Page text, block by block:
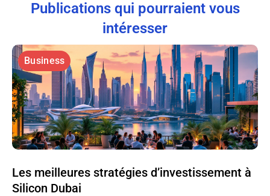
Publications qui pourraient vous
intéresser
Business
Les meilleures stratégies d’investissement à
Silicon Dubai